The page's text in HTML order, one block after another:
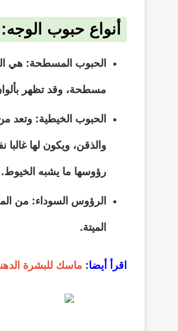
أنواع حبوب الوجه:
الحبوب المسطحة: هي
مسطحة، وقد تظهر بألوان
الحبوب الخيطية: وتعد
والذقن، ويكون لها
رؤوسها ما يشبه الخيوط.
الرؤوس السوداء: من
الميتة.
اقرأ أيضا: ماسك للبشرة